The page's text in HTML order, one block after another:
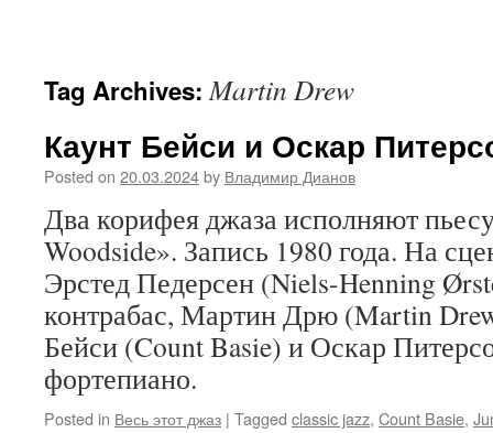
Tag Archives:Martin Drew
Каунт Бейси и Оскар
Posted on 20.03.2024by Владимир Дианов
Два корифея джаза исполняют
Woodside». Запись 1980 года. На
Эрстед Педерсен (Niels-Henning
контрабас, Мартин Дрю (Martin
Бейси (Count Basie) и Оскар
фортепиано.
Posted in Весь этот джаз | Tagged classic jazz, Count Basie,